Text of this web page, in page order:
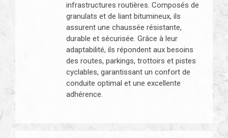
infrastructures routières. Composés de
granulats et de liant bitumineux, ils
assurent une chaussée résistante,
durable et sécurisée. Grâce à leur
adaptabilité, ils répondent aux besoins
des routes, parkings, trottoirs et pistes
cyclables, garantissant un confort de
conduite optimal et une excellente
adhérence.